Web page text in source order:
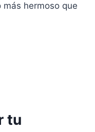
más hermoso que
tu